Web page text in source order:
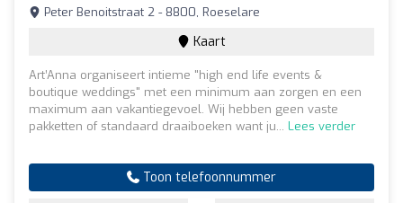
Peter Benoitstraat 2 - 8800, Roeselare
Kaart
Art’Anna organiseert intieme "high end life events &
boutique weddings" met een minimum aan zorgen en een
maximum aan vakantiegevoel. Wij hebben geen vaste
pakketten of standaard draaiboeken want ju... Lees verder
Toon telefoonnummer